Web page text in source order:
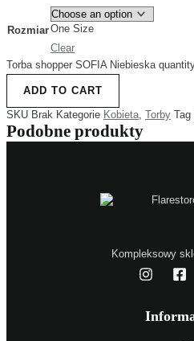
RozmiarOne Size
Clear
Torba shopper SOFIA Niebieska
ADD TO CART
SKU Brak Kategorie Kobieta, Torby Tag
Podobne produkty
Kompleksowy